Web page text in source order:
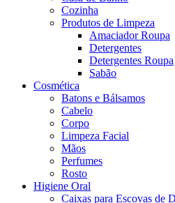
Cozinha
Produtos de Limpeza
Amaciador Roupa
Detergentes
Detergentes Roupa
Sabão
Cosmética
Batons e Bálsamos
Cabelo
Corpo
Limpeza Facial
Mãos
Perfumes
Rosto
Higiene Oral
Caixas para Escovas de